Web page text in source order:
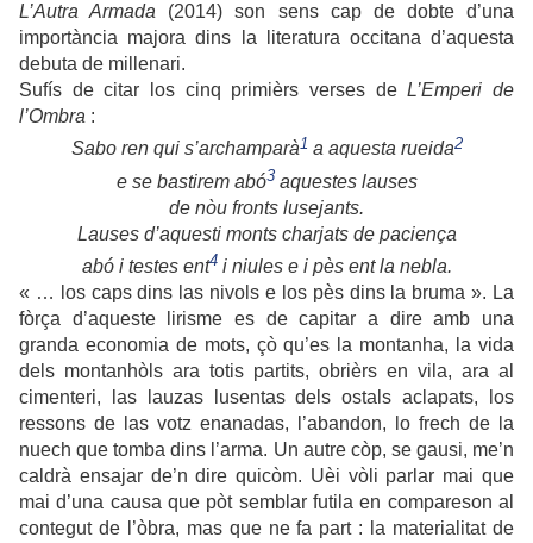
L’Autra Armada (2014) son sens cap de dobte d’una
importància majora dins la literatura occitana d’aquesta
debuta de millenari.
Sufís de citar los cinq primièrs verses deL’Emperi de
l’Ombra :
Sabo ren qui s’archamparà1 a aquesta rueida2
e se bastirem abó3aquestes lauses
de nòu fronts lusejants.
Lauses d’aquesti monts charjats de paciença
abó i testes ent4i niules e i pès ent la nebla.
« … los caps dins las nivols e los pès dins la bruma ». La
fòrça d’aqueste lirisme es de capitar a dire amb una
granda economia de mots, çò qu’es la montanha, la vida
dels montanhòls ara totis partits, obrièrs en vila, ara al
cimenteri, las lauzas lusentas dels ostals aclapats, los
ressons de las votz enanadas, l’abandon, lo frech de la
nuech que tomba dins l’arma. Un autre còp, se gausi, me’n
caldrà ensajar de’n dire quicòm. Uèi vòli parlar mai que
mai d’una causa que pòt semblar futila en compareson al
contegut de l’òbra, mas que ne fa part : la materialitat de